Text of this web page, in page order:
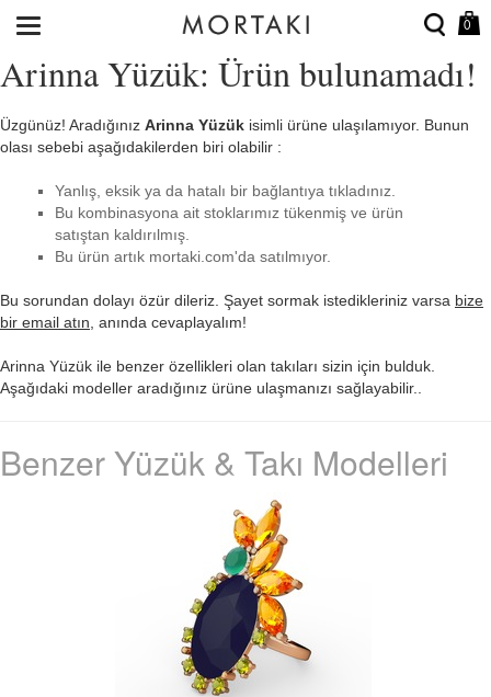
0
Arinna Yüzük: Ürün bulunamadı!
Üzgünüz! Aradığınız Arinna Yüzük isimli ürüne ulaşılamıyor. Bunun
olası sebebi aşağıdakilerden biri olabilir :
Yanlış, eksik ya da hatalı bir bağlantıya tıkladınız.
Bu kombinasyona ait stoklarımız tükenmiş ve ürün
satıştan kaldırılmış.
Bu ürün artık mortaki.com'da satılmıyor.
Bu sorundan dolayı özür dileriz. Şayet sormak istedikleriniz varsa bize
bir email atın , anında cevaplayalım!
Arinna Yüzük ile benzer özellikleri olan takıları sizin için bulduk.
Aşağıdaki modeller aradığınız ürüne ulaşmanızı sağlayabilir..
Benzer Yüzük & Takı Modelleri